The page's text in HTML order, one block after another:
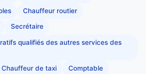
Chauffeur routier
Secrétaire
qualifiés des autres services des
Chauffeur de taxi Comptable